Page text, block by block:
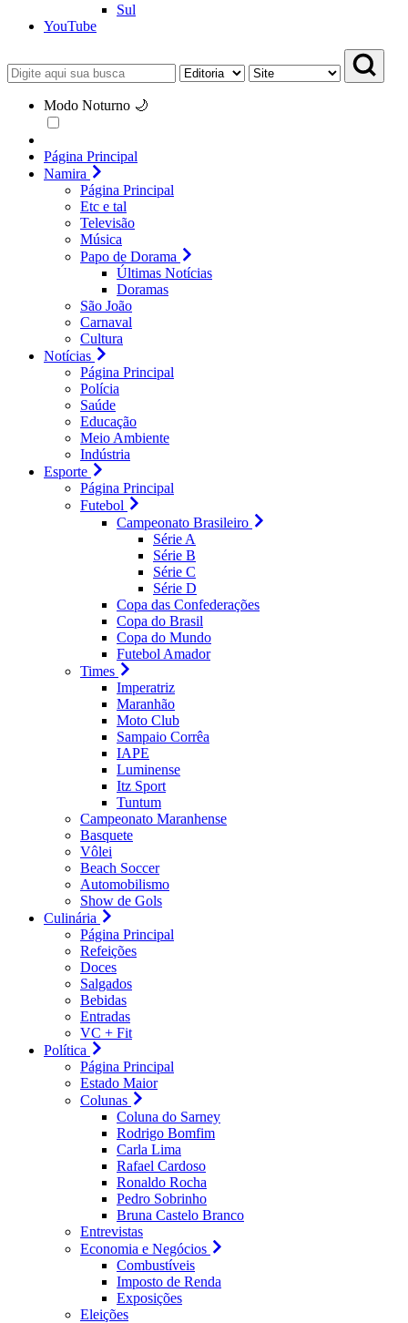
Sul
YouTube
Modo Noturno 🌙
Página Principal
Namira
Página Principal
Etc e tal
Televisão
Música
Papo de Dorama
Últimas Notícias
Doramas
São João
Carnaval
Cultura
Notícias
Página Principal
Polícia
Saúde
Educação
Meio Ambiente
Indústria
Esporte
Página Principal
Futebol
Campeonato Brasileiro
Série A
Série B
Série C
Série D
Copa das Confederações
Copa do Brasil
Copa do Mundo
Futebol Amador
Times
Imperatriz
Maranhão
Moto Club
Sampaio Corrêa
IAPE
Luminense
Itz Sport
Tuntum
Campeonato Maranhense
Basquete
Vôlei
Beach Soccer
Automobilismo
Show de Gols
Culinária
Página Principal
Refeições
Doces
Salgados
Bebidas
Entradas
VC + Fit
Política
Página Principal
Estado Maior
Colunas
Coluna do Sarney
Rodrigo Bomfim
Carla Lima
Rafael Cardoso
Ronaldo Rocha
Pedro Sobrinho
Bruna Castelo Branco
Entrevistas
Economia e Negócios
Combustíveis
Imposto de Renda
Exposições
Eleições